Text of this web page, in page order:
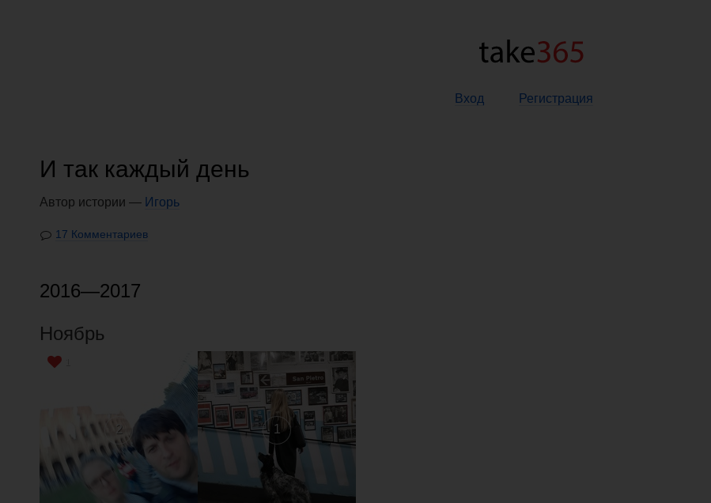
Вход Регистрация
И так каждый день
Автор истории — Игорь
17 Комментариев
2016—2017
Ноябрь
2 1